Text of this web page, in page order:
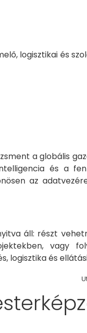
logisztikai és
a globális
és a
az
áll: részt
vagy
logisztika és